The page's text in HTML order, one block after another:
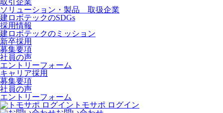
ソリューション・製品 取扱企業
建ロボテックのSDGs
採用情報
建ロボテックのミッション
新卒採用
募集要項
社員の声
エントリーフォーム
キャリア採用
募集要項
社員の声
エントリーフォーム
トモサポ ログイン